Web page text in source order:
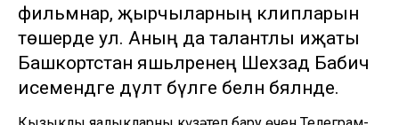
фильмнар, җырчыларның клипларын
төшерде ул. Аның да талантлы иҗаты
Башкортстан яшьләренең Шәехзадә Бабич
исемендәге дәүләт бүләге белән бәяләнде.